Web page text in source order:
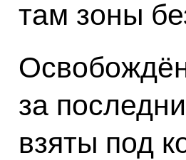
там зоны
за
взяты под